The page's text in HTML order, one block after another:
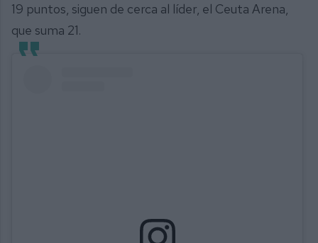
19 puntos, siguen de cerca al líder, el Ceuta Arena,
que suma 21.